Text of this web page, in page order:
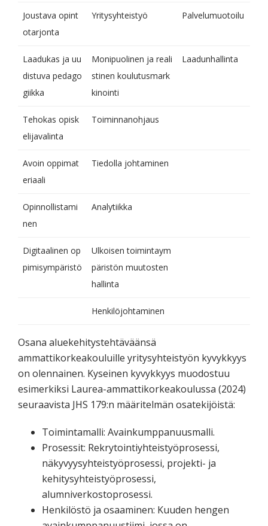
Joustava opint
otarjonta
Yritysyhteistyö Palvelumuotoilu
Laadukas ja uu
distuva pedago
giikka
Monipuolinen ja reali
stinen koulutusmark
kinointi
Laadunhallinta
Tehokas opisk
elijavalinta
Toiminnanohjaus
Avoin oppimat
eriaali
Tiedolla johtaminen
Opinnollistami
nen
Analytiikka
Digitaalinen op
pimisympäristö
Ulkoisen toimintaym
päristön muutosten
hallinta
Henkilöjohtaminen
Osana aluekehitystehtäväänsä
ammattikorkeakouluille yritysyhteistyön kyvykkyys
on olennainen. Kyseinen kyvykkyys muodostuu
esimerkiksi Laurea-ammattikorkeakoulussa (2024)
seuraavista JHS 179:n määritelmän osatekijöistä:
Toimintamalli: Avainkumppanuusmalli.
Prosessit: Rekrytointiyhteistyöprosessi,
näkyvyysyhteistyöprosessi, projekti- ja
kehitysyhteistyöprosessi,
alumniverkostoprosessi.
Henkilöstö ja osaaminen: Kuuden hengen